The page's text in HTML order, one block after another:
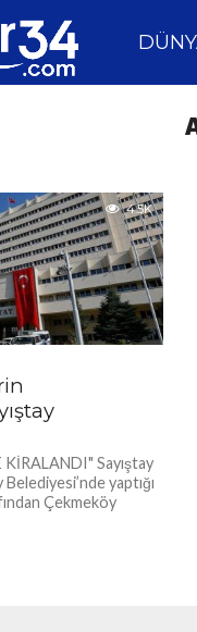
4.5K
KİRALANDI" Sayıştay
yaptığı
Çekmeköy